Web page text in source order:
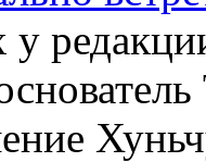
у